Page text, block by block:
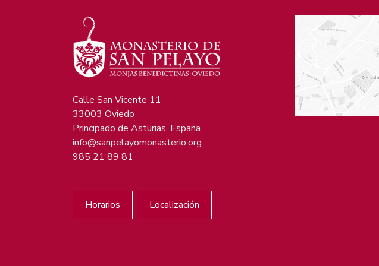
Calle San Vicente 11
33003 Oviedo
Principado de Asturias. España
info@sanpelayomonasterio.org
985 21 89 81
Horarios Localización